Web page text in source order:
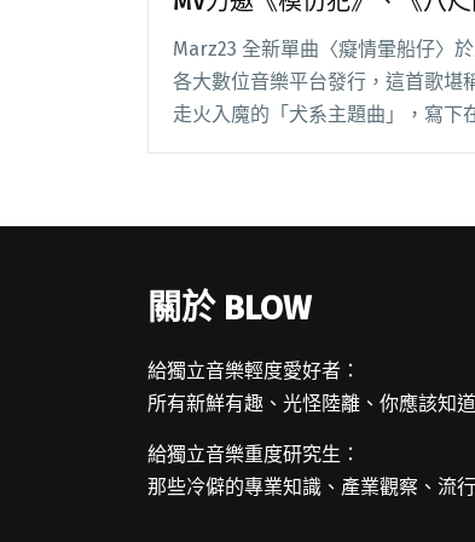
辯護人》、北影非常新人陸
Marz23 全新單曲〈癡情暈船仔〉
各大數位音樂平台發行，這首歌堪
走火入魔的「犬系主題曲」，寫下
愛腦時無法自拔的「暈船」現象，
人》、北影非常新人陸夏參演"
關於 BLOW
給獨立音樂輕度愛好者：
所有新鮮有趣、光怪陸離、你應該知
給獨立音樂重度研究生：
那些冷僻的專業知識、產業觀察、流